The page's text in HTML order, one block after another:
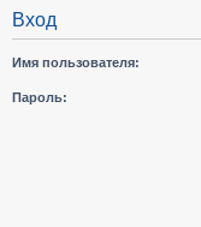
Вход
Имя пользователя:
Пароль: